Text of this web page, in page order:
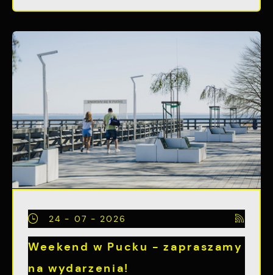
24 - 07 - 2026
Weekend w Pucku - zapraszamy
na wydarzenia!